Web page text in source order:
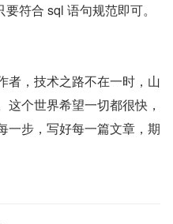
符合 sql 语句规范即可。
者，技术之路不在一时，山
个世界希望一切都很快，
一步，写好每一篇文章，期